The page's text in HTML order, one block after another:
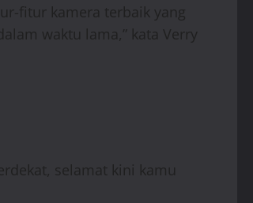
fitur kamera terbaik yang
waktu lama,” kata Verry
selamat kini kamu